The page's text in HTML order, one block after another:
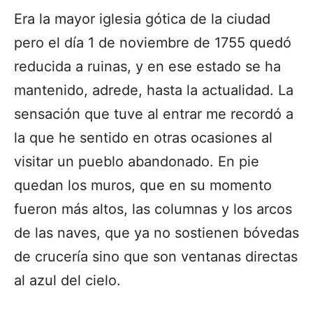
Era la mayor iglesia gótica de la ciudad
pero el día 1 de noviembre de 1755 quedó
reducida a ruinas, y en ese estado se ha
mantenido, adrede, hasta la actualidad. La
sensación que tuve al entrar me recordó a
la que he sentido en otras ocasiones al
visitar un pueblo abandonado. En pie
quedan los muros, que en su momento
fueron más altos, las columnas y los arcos
de las naves, que ya no sostienen bóvedas
de crucería sino que son ventanas directas
al azul del cielo.